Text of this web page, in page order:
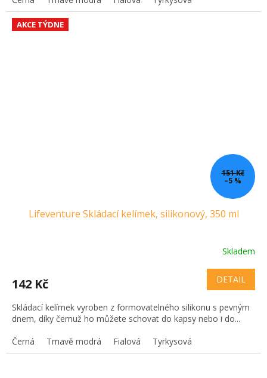
AKCE TÝDNE
151 Kč
–5 %
Lifeventure Skládací kelímek, silikonový, 350 ml
Skladem
142 Kč DETAIL
Skládací kelímek vyroben z formovatelného silikonu s pevným
dnem, díky čemuž ho můžete schovat do kapsy nebo i do...
Černá
Tmavě modrá Fialová Tyrkysová